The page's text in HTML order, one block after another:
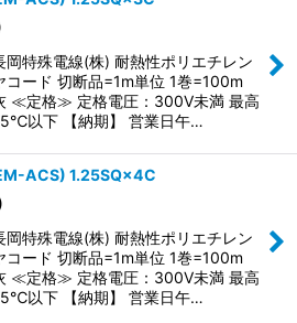
岡特殊電線(株) 耐熱性ポリエチレン
コード 切断品=1m単位 1巻=100m
≪定格≫ 定格電圧：300V未満 最高
以下 【納期】 営業日午…
ACS) 1.25SQ×4C
岡特殊電線(株) 耐熱性ポリエチレン
コード 切断品=1m単位 1巻=100m
≪定格≫ 定格電圧：300V未満 最高
以下 【納期】 営業日午…